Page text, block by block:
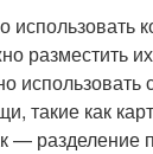
разместить
такие как
разделение